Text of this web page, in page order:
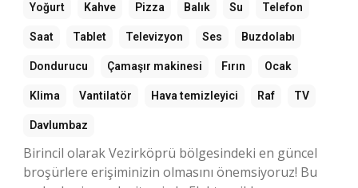
Yoğurt Kahve Pizza Balık Su Telefon
Saat Tablet Televizyon Ses Buzdolabı
Dondurucu Çamaşır makinesi Fırın Ocak
Klima Vantilatör Hava temizleyici Raf TV
Davlumbaz
Birincil olarak Vezirköprü bölgesindeki en güncel
broşürlere erişiminizin olmasını önemsiyoruz! Bu